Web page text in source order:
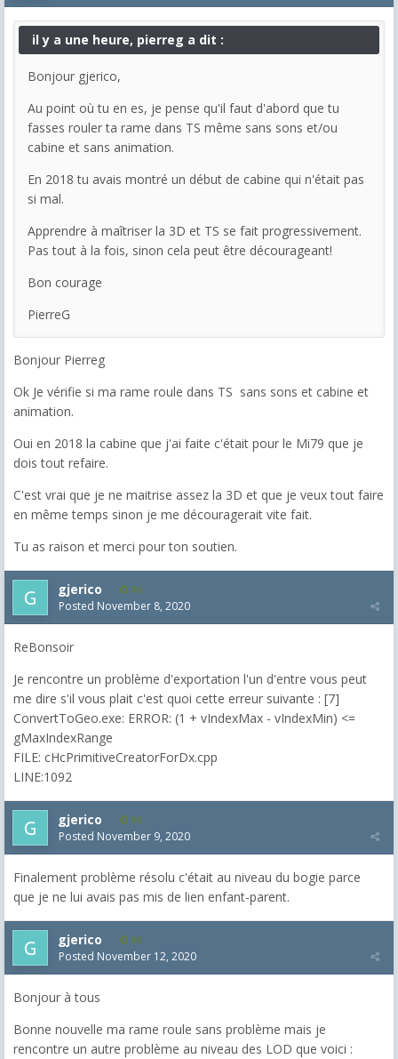
il y a une heure, pierreg a dit :
Bonjour gjerico,
Au point où tu en es, je pense qu'il faut d'abord que tu
fasses rouler ta rame dans TS même sans sons et/ou
cabine et sans animation.
En 2018 tu avais montré un début de cabine qui n'était pas
si mal.
Apprendre à maîtriser la 3D et TS se fait progressivement.
Pas tout à la fois, sinon cela peut être décourageant!
Bon courage
PierreG
Bonjour Pierreg
Ok Je vérifie si ma rame roule dans TS sans sons et cabine et
animation.
Oui en 2018 la cabine que j'ai faite c'était pour le Mi79 que je
dois tout refaire.
C'est vrai que je ne maitrise assez la 3D et que je veux tout faire
en même temps sinon je me découragerait vite fait.
Tu as raison et merci pour ton soutien.
gjerico 86
Posted November 8, 2020
ReBonsoir
Je rencontre un problème d'exportation l'un d'entre vous peut
me dire s'il vous plait c'est quoi cette erreur suivante : [7]
ConvertToGeo.exe: ERROR: (1 + vIndexMax - vIndexMin) <=
gMaxIndexRange
FILE: cHcPrimitiveCreatorForDx.cpp
LINE:1092
gjerico 86
Posted November 9, 2020
Finalement problème résolu c'était au niveau du bogie parce
que je ne lui avais pas mis de lien enfant-parent.
gjerico 86
Posted November 12, 2020
Bonjour à tous
Bonne nouvelle ma rame roule sans problème mais je
rencontre un autre problème au niveau des LOD que voici :